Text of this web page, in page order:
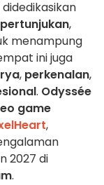
pertunjukan,
menampung
ini juga
, perkenalan,
. Odyssée
game
,
2027 di
.